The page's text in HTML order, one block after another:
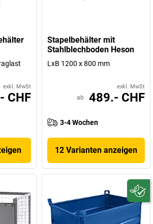
exkl. MwSt
CHF
Stapelbehälter mit
Stahlblechboden Heson
LxB 1200 x 800 mm
exkl. MwSt
ab 489.- CHF
3-4 Wochen
12 Varianten anzeigen